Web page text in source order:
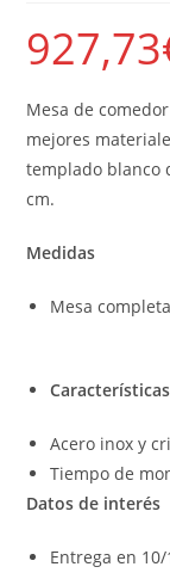
927,73
Mesa de
mejores
templado blanco
cm.
Medidas
Mesa
Características
Acero inox y
Tiempo de
Datos de interés
Entrega en